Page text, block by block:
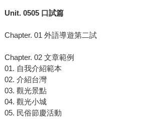
Unit. 0505 口試篇
Chapter. 01 外語導遊第二試
Chapter. 02 文章範例
01. 自我介紹範本
02. 介紹台灣
03. 觀光景點
04. 觀光小城
05. 民俗節慶活動